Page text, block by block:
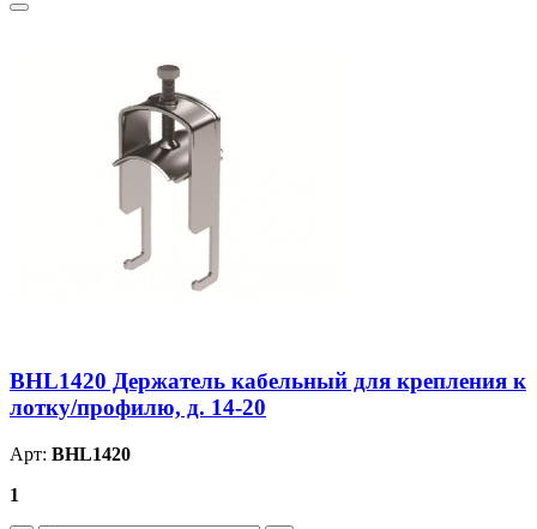
BHL1420 Держатель кабельный для крепления к
лотку/профилю, д. 14-20
Арт: BHL1420
1